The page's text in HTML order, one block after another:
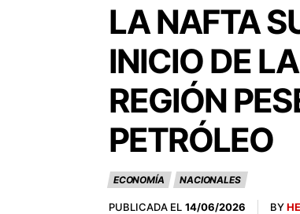
LA NAFTA
INICIO DE
REGIÓN
PETRÓLEO
ECONOMÍA NACIONALES
PUBLICADA EL 14/06/2026 BY